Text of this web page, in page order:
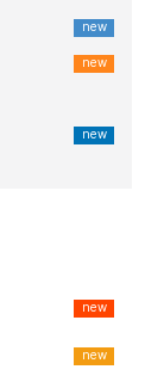
new
new
new
new
new